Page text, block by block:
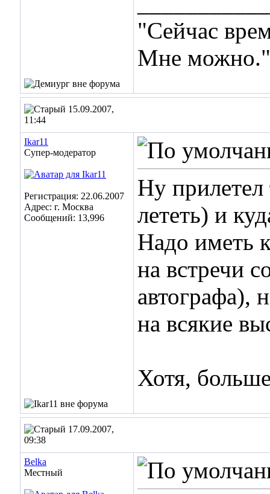
"Сейчас
Мне можно."
15.09.2007,
11:44
Ikar11
Супер-модератор
Регистрация: 22.06.2007
Адрес: г. Москва
Сообщений: 13,996
Ну
лететь) и
Надо иметь
на встречи
автографа),
на всякие
Хотя,
17.09.2007,
09:38
Belka
Местный